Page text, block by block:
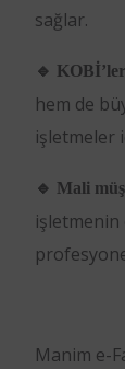
sağlar.
🔹
hem de
işletmeler
🔹 Mali
Manim e-